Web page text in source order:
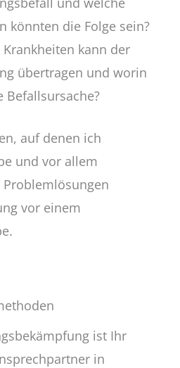
könnten die Folge sein?
Krankheiten kann der
übertragen und worin
Befallsursache?
auf denen ich
und vor allem
Problemlösungen
vor einem
ist Ihr
in